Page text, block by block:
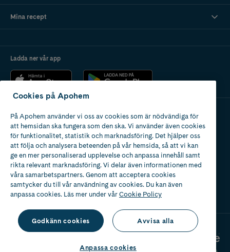
Mina recept
Ladda ner vår app
Apotek med tillstånd
av Läkemedelsverket
2024
Cookies på Apohem
På Apohem använder vi oss av cookies som är nödvändiga för
att hemsidan ska fungera som den ska. Vi använder även cookies
för funktionalitet, statistik och marknadsföring. Det hjälper oss
att följa och analysera beteenden på vår hemsida, så att vi kan
ge en mer personaliserad upplevelse och anpassa innehåll samt
rikta relevant marknadsföring. Vi delar även informationen med
våra samarbetspartners. Genom att acceptera cookies
samtycker du till vår användning av cookies. Du kan även
anpassa cookies. Läs mer under vårCookie Policy
Godkänn cookies Avvisa alla
Anpassa cookies